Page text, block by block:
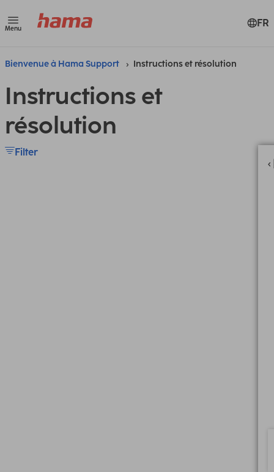
Menu FR
Bienvenue à Hama Support Instructions et résolution
Instructions et
résolution
Filter